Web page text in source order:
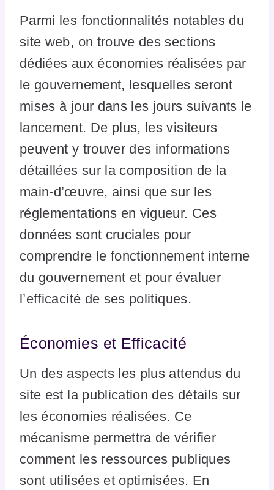
Parmi les fonctionnalités notables du
site web, on trouve des sections
dédiées aux économies réalisées par
le gouvernement, lesquelles seront
mises à jour dans les jours suivants le
lancement. De plus, les visiteurs
peuvent y trouver des informations
détaillées sur la composition de la
main-d’œuvre, ainsi que sur les
réglementations en vigueur. Ces
données sont cruciales pour
comprendre le fonctionnement interne
du gouvernement et pour évaluer
l’efficacité de ses politiques.
Économies et Efficacité
Un des aspects les plus attendus du
site est la publication des détails sur
les économies réalisées. Ce
mécanisme permettra de vérifier
comment les ressources publiques
sont utilisées et optimisées. En